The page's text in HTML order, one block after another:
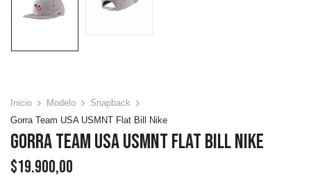
Inicio Modelo
Snapback
Gorra Team USA USMNT Flat Bill Nike
Gorra Team USA USMNT Flat Bill Nike
$19.900,00